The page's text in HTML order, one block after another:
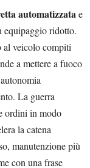
automatizzatae
equipaggio ridotto.
al veicolo compiti
a mettere a fuoco
La guerra
ordini in modo
la catena
manutenzione più
con una frase